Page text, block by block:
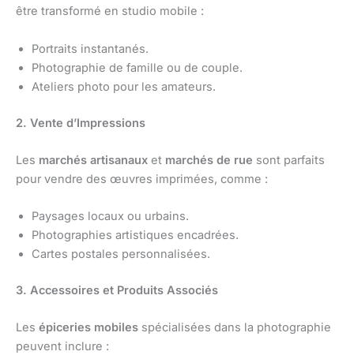
être transformé en studio mobile :
Portraits instantanés.
Photographie de famille ou de couple.
Ateliers photo pour les amateurs.
2. Vente d’Impressions
Les marchés artisanaux et marchés de rue sont parfaits
pour vendre des œuvres imprimées, comme :
Paysages locaux ou urbains.
Photographies artistiques encadrées.
Cartes postales personnalisées.
3. Accessoires et Produits Associés
Les épiceries mobiles spécialisées dans la photographie
peuvent inclure :